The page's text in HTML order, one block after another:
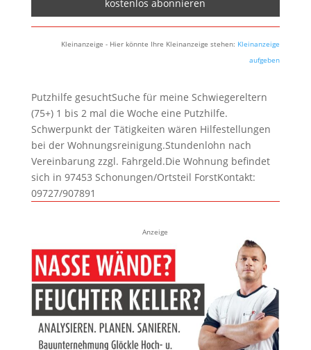
Kleinanzeige - Hier könnte Ihre Kleinanzeige stehen: Kleinanzeige
aufgeben
Putzhilfe gesuchtSuche für meine Schwiegereltern
(75+) 1 bis 2 mal die Woche eine Putzhilfe.
Schwerpunkt der Tätigkeiten wären Hilfestellungen
bei der Wohnungsreinigung.Stundenlohn nach
Vereinbarung zzgl. Fahrgeld.Die Wohnung befindet
sich in 97453 Schonungen/Ortsteil ForstKontakt:
09727/907891
Anzeige